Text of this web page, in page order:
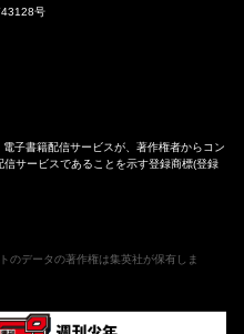
号
子書籍配信サービスが、著作権者からコン
サービスであることを示す登録商標(登録
のデータの著作権は集英社が保有しま